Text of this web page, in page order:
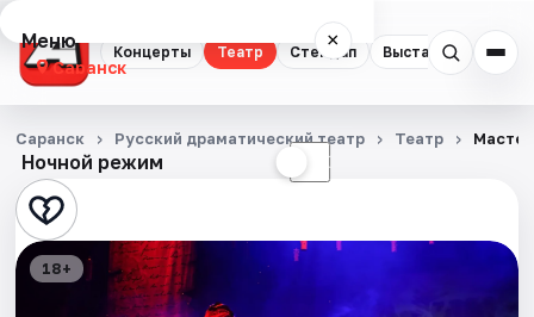
Концерты Театр Стендап Выставки
Меню ×
Саранск
Концерты
Театр
Стендап
Выставки
Ночной режим ☾
Саранск Русский драматический театр Театр
18+